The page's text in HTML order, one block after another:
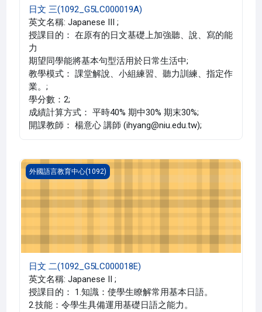
日文 三(1092_G5LC000019A)
英文名稱: Japanese III ;
授課目的： 在原有的日文基礎上加強聽、說、寫的能
力
期望同學能將基本句型活用於日常生活中;
教學模式： 課堂解說、小組練習、聽力訓練、指定作
業。;
學分數：2;
成績計算方式： 平時40% 期中30% 期末30%;
開課教師： 楊意心 講師 (ihyang@niu.edu.tw);
日文 二(1092_G5LC000018E)
外國語言教育中心(1092)
日文 二(1092_G5LC000018E)
英文名稱: Japanese II ;
授課目的： 1.知識：使學生瞭解常用基本日語。
2.技能：令學生具備運用基礎日語之能力。